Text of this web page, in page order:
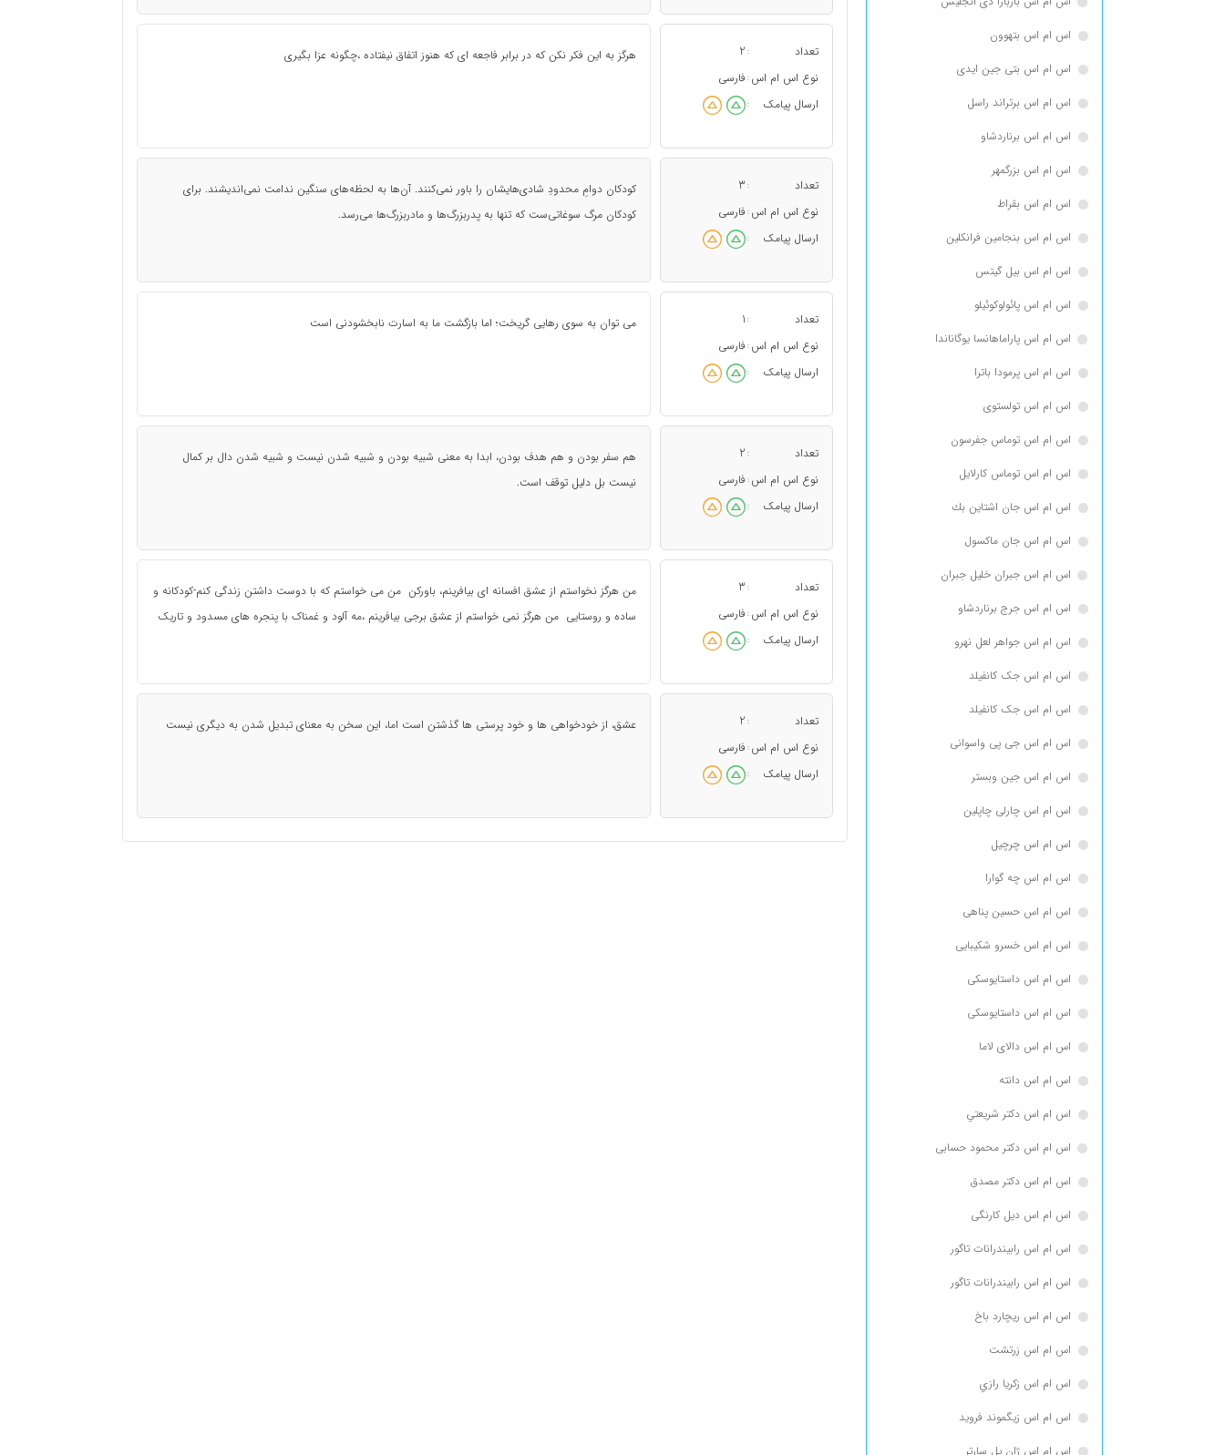
اس ام اس بتهوون
اس ام اس بتی جین ایدی
اس ام اس برتراند راسل
اس ام اس برناردشاو
اس ام اس بزرگمهر
اس ام اس بقراط
اس ام اس بنجامین فرانكلین
اس ام اس بیل گیتس
اس ام اس پائولوکوئیلو
اس ام اس پاراماهانسا یوگاناندا
اس ام اس پرمودا باترا
اس ام اس تولستوی
اس ام اس توماس جفرسون
اس ام اس توماس كارلایل
اس ام اس جان اشتاین بك
اس ام اس جان ماکسول
اس ام اس جبران خلیل جبران
اس ام اس جرج برناردشاو
اس ام اس جواهر لعل نهرو
اس ام اس جک كانفيلد
اس ام اس جک کانفیلد
اس ام اس جی پی واسوانی
اس ام اس جین وبستر
اس ام اس چارلی چاپلین
اس ام اس چرچیل
اس ام اس چه گوارا
اس ام اس حسین پناهی
اس ام اس خسرو شکیبایی
اس ام اس داستایوسكی
اس ام اس داستایوسکی
اس ام اس دالای لاما
اس ام اس دانته
اس ام اس دكتر شريعتي
اس ام اس دکتر محمود حسابی
اس ام اس دکتر مصدق
اس ام اس دیل کارنگی
اس ام اس رابيندرانات تاگور
اس ام اس رابیندرانات تاگور
اس ام اس ریچارد باخ
اس ام اس زرتشت
اس ام اس زكريا رازي
اس ام اس زیگموند فروید
اس ام اس ژان پل سارتر
تعداد :
2
نوع اس ام اس : فارسی
ارسال پیامک
:
هرگز به این فکر نکن که در برابر فاجعه ای که هنوز اتفاق نیفتاده ،چگونه عزا بگیری
تعداد :
3
نوع اس ام اس : فارسی
ارسال پیامک
:
کودکان دوامِ محدود‌ِ شادی‌هایشان را باور نمی‌کنند. آن‌ها به لحظه‌های سنگین ندامت نمی‌اندیشند. برای
کودکان مرگ سوغاتی‌ست که تنها به پدربزرگ‌ها و مادربزرگ‌ها می‌رسد.
تعداد :
1
نوع اس ام اس : فارسی
ارسال پیامک
:
می توان به سوی رهایی گریخت؛ اما بازگشت ما به اسارت نابخشودنی است
تعداد :
2
نوع اس ام اس : فارسی
ارسال پیامک
:
هم سفر بودن و هم هدف بودن، ابدا به معنی شبیه بودن و شبیه شدن نیست و شبیه شدن دال بر کمال
نیست بل دلیل توقف است.
تعداد :
3
نوع اس ام اس : فارسی
ارسال پیامک
:
من هرگز نخواستم از عشق افسانه ای بیافرینم، باورکن من می خواستم که با دوست داشتن زندگی کنم-کودکانه و
ساده و روستایی من هرگز نمی خواستم از عشق برجی بیافرینم ،مه آلود و غمناک با پنجره های مسدود و تاریک
تعداد :
2
نوع اس ام اس : فارسی
ارسال پیامک
:
عشق، از خودخواهی ها و خود پرستی ها گذشتن است اما، این سخن به معنای تبدیل شدن به دیگری نیست